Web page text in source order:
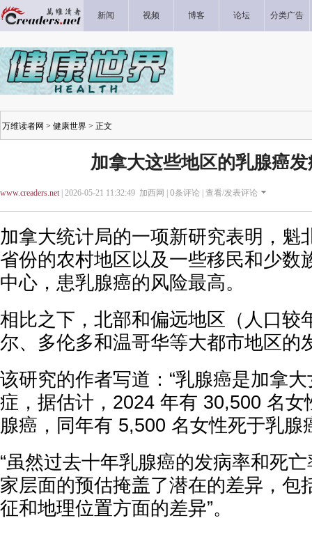
新闻 视频 博客 论坛 分类广告
万维读者网 > 健康世界 > 正文
加拿大这些地区的乳腺癌
www.creaders.net| 2026-05-21 11:32:49 加西网 | 0条评论 | 查看/发表评论
加拿大统计局的一项新研究表明，魁
省份的农村地区以及一些移民和少数
中心，患乳腺癌的风险最高。
相比之下，北部和偏远地区（人口较
尔、多伦多和温哥华等大都市地区的
该研究的作者写道：“乳腺癌是加拿
症，据估计，2024 年有 30,500 名女
腺癌，同年有 5,500 名女性死于乳腺
“虽然过去十年乳腺癌的发病率和死
家层面的预估掩盖了潜在的差异，包
征和地理位置方面的差异”。